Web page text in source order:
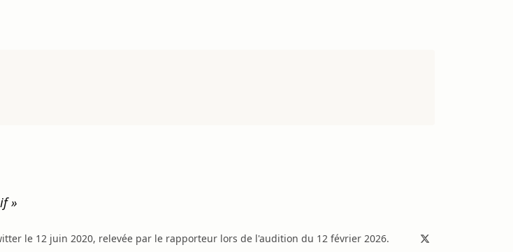
»
le 12 juin 2020, relevée par le rapporteur lors de l'audition du 12 février 2026.